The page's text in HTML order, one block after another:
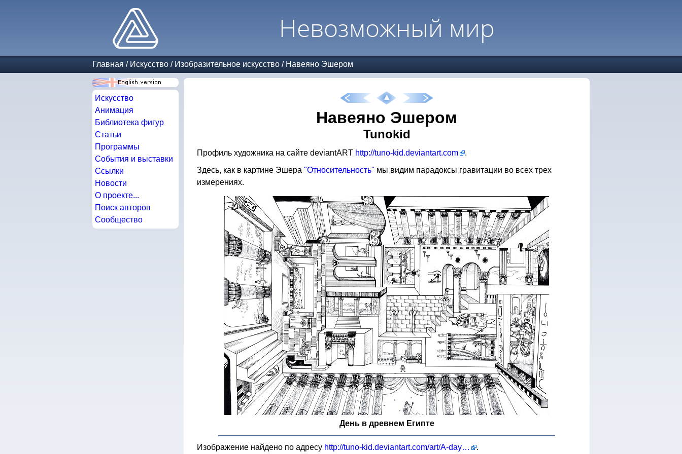
Невозможный мир
Главная / Искусство / Изобразительное искусство / Навеяно Эшером
Искусство
Анимация
Библиотека фигур
Статьи
Программы
События и выставки
Ссылки
Новости
О проекте...
Поиск авторов
Сообщество
Навеяно Эшером
Tunokid
Профиль художника на сайте deviantART http://tuno-kid.deviantart.com
.
Здесь, как в картине Эшера "Относительность" мы видим парадоксы гравитации во всех трех
измерениях.
День в древнем Египте
Изображение найдено по адресу http://tuno-kid.deviantart.com/art/A-day-in-Ancient-Egypt-482066134 .